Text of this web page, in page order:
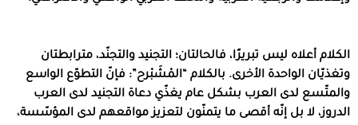
الكلام أعلاه ليس تبريرًا، فالحالتان؛ التجنيد والتجنّد، مترابطتان
وتغذيّان الواحدة الأخرى. بالكلام “المْشَبْرح”: فإنّ التطوّع الواسع
والمتّسع لدى العرب بشكل عام يغذّي دعاة التجنيد لدى العرب
الدروز، لا بل إنّه أقصى ما يتمنّون لتعزيز مواقعهم لدى المؤسّسة،